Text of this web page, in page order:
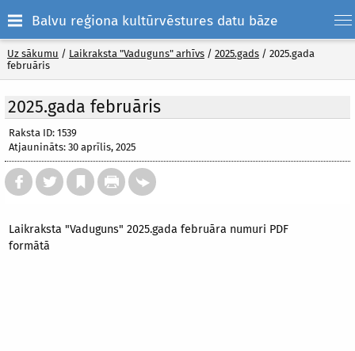
Balvu reģiona kultūrvēstures datu bāze
Uz sākumu / Laikraksta "Vaduguns" arhīvs / 2025.gads / 2025.gada
februāris
2025.gada februāris
Raksta ID: 1539
Atjaunināts: 30 aprīlis, 2025
Laikraksta "Vaduguns" 2025.gada februāra numuri PDF
formātā